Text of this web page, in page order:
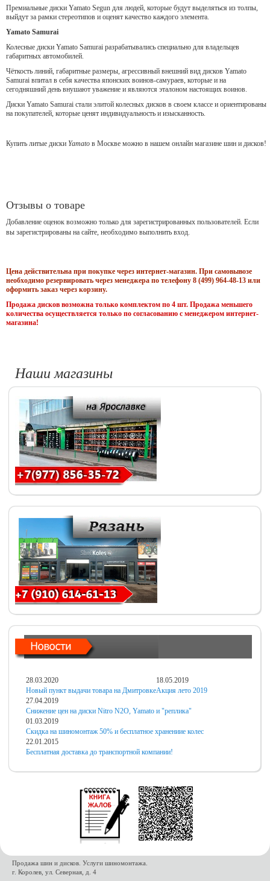
Премиальные диски Yamato Segun для людей, которые будут выделяться из толпы,
выйдут за рамки стереотипов и оценят качество каждого элемента.
Yamato Samurai
Колесные диски Yamato Samurai разрабатывались специально для владельцев
габаритных автомобилей.
Чёткость линий, габаритные размеры, агрессивный внешний вид дисков Yamato
Samurai впитал в себя качества японских воинов-самураев, которые и на
сегодняшний день внушают уважение и являются эталоном настоящих воинов.
Диски Yamato Samurai стали элитой колесных дисков в своем классе и ориентированы
на покупателей, которые ценят индивидуальность и изысканность.
Купить литые диски Yamato в Москве можно в нашем онлайн магазине шин и дисков!
Отзывы о товаре
Добавление оценок возможно только для зарегистрированных пользователей. Если
вы зарегистрированы на сайте, необходимо выполнить вход.
Цена действительна при покупке через интернет-магазин. При самовывозе
необходимо резервировать через менеджера по телефону 8 (499) 964-48-13 или
оформить заказ через корзину.
Продажа дисков возможна только комплектом по 4 шт. Продажа меньшего
количества осуществляется только по согласованию с менеджером интернет-
магазина!
Наши магазины
28.03.2020
Новый пункт выдачи товара на Дмитровке
18.05.2019
Акция лето 2019
27.04.2019
Снижение цен на диски Nitro N2O, Yamato и "реплика"
01.03.2019
Скидка на шиномонтаж 50% и бесплатное хранениие колес
22.01.2015
Бесплатная доставка до транспортной компании!
Продажа шин и дисков. Услуги шиномонтажа.
г. Королев, ул. Северная, д. 4